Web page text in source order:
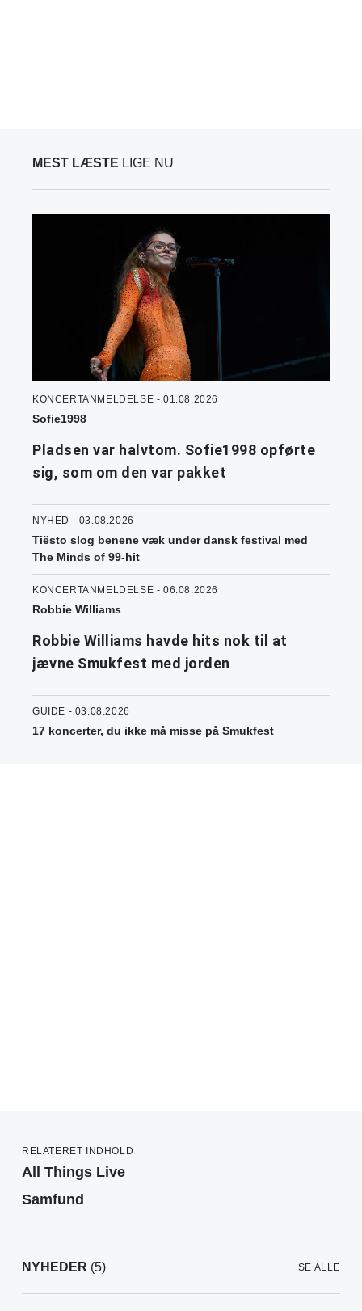
MEST LÆSTE LIGE NU
KONCERTANMELDELSE - 01.08.2026
Sofie1998
Pladsen var halvtom. Sofie1998 opførte
sig, som om den var pakket
NYHED - 03.08.2026
Tiësto slog benene væk under dansk festival med
The Minds of 99-hit
KONCERTANMELDELSE - 06.08.2026
Robbie Williams
Robbie Williams havde hits nok til at
jævne Smukfest med jorden
GUIDE - 03.08.2026
17 koncerter, du ikke må misse på Smukfest
RELATERET INDHOLD
All Things Live
Samfund
NYHEDER (5) SE ALLE